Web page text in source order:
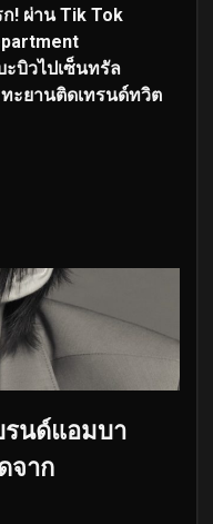
! ผ่าน Tik Tok
บิวไปเซ็นทรัล
ะยานติดเทรนด์ทวิต
นด์แอมบา
จาก